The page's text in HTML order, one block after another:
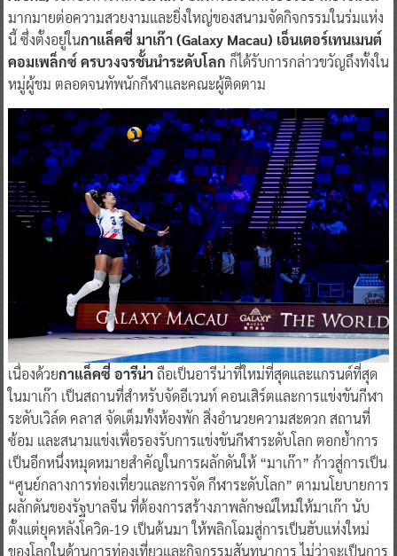
ลีก 2024หรือVNL 2024สัปดาห์ที่ 2ณ กาแล็คซี่ อารีน่า (Galaxy
Arena)เขตบริหารพิเศษมาเก๊าปีแรกไปเป็นที่เรียบร้อย เสียงชื่นชม
มากมายต่อความสวยงามและยิ่งใหญ่ของสนามจัดกิจกรรมในร่มแห่ง
นี้ ซึ่งตั้งอยู่ในกาแล็คซี่ มาเก๊า (Galaxy Macau) เอ็นเตอร์เทนเมนต์
คอมเพล็กซ์ ครบวงจรชั้นนำระดับโลก
หมู่ผู้ชม ตลอดจนทัพนักกีฬาและคณะผู้ติดตาม
เนื่องด้วยกาแล็คซี่ อารีน่าถือเป็นอารีน่าที่ใหม่ที่สุดและแกรนด์ที่สุด
ในมาเก๊า เป็นสถานที่สำหรับจัดอีเวนท์ คอนเสิร์ตและการแข่งขันกีฬา
ระดับเวิล์ด คลาส จัดเต็มทั้งห้องพัก สิ่งอำนวยความสะดวก สถานที่
ซ้อม และสนามแข่งเพื่อรองรับการแข่งขันกีฬาระดับโลก ตอกย้ำการ
เป็นอีกหนึ่งหมุดหมายสำคัญในการผลักดันให้ “มาเก๊า” ก้าวสู่การเป็น
“ศูนย์กลางการท่องเที่ยวและการจัด กีฬาระดับโลก” ตามนโยบายการ
ผลักดันของรัฐบาลจีน ที่ต้องการสร้างภาพลักษณ์ใหม่ให้มาเก๊า นับ